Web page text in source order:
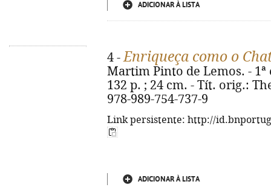
ADICIONAR À LISTA
4 -Enriqueça como o
Martim Pinto de Lemos. - 1ª
132 p. ; 24 cm. - Tít. orig.:
978-989-754-737-9
Link persistente: http://
ADICIONAR À LISTA